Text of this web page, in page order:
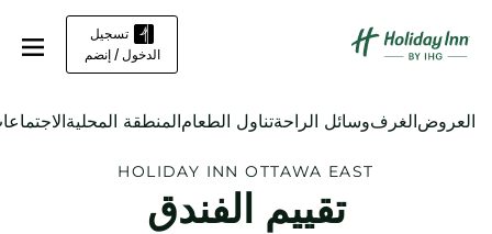
تسجيل
الدخول / إنضم
العروضالغرفوسائل الراحةتناول الطعامالمنطقة المحلية
HOLIDAY INN OTTAWA EAST
تقييم الفندق